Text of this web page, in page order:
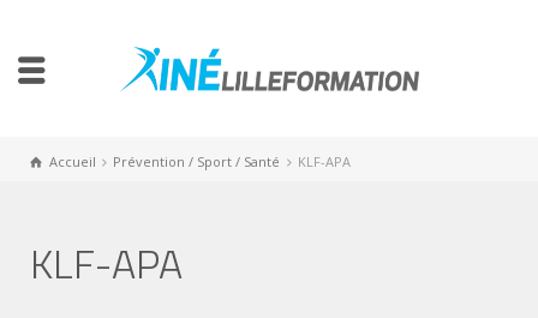
Accueil Prévention / Sport / Santé KLF-APA
KLF-APA